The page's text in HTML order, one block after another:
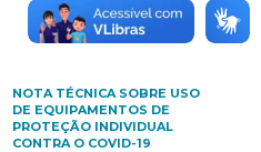
NOTA TÉCNICA SOBRE USO
DE EQUIPAMENTOS DE
PROTEÇÃO INDIVIDUAL
CONTRA O COVID-19